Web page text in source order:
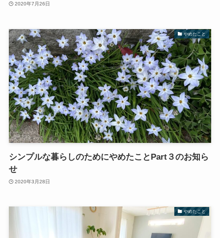
2020年7月26日
やめたこと
シンプルな暮らしのためにやめたことPart３のお知ら
せ
2020年3月28日
やめたこと